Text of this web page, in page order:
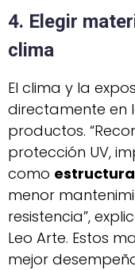
4. Elegir
clima
El clima y la
directamente en
productos.
protección UV,
como
menor
resistencia”,
Leo Arte. Estos
mejor